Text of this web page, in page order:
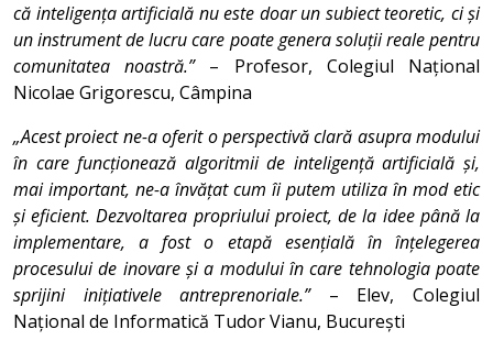
că inteligența artificială nu este doar un subiect teoretic, ci și
un instrument de lucru care poate genera soluții reale pentru
comunitatea noastră.”– Profesor, Colegiul Național
Nicolae Grigorescu, Câmpina
„Acest proiect ne-a oferit o perspectivă clară asupra modului
în care funcționează algoritmii de inteligență artificială și,
mai important, ne-a învățat cum îi putem utiliza în mod etic
și eficient. Dezvoltarea propriului proiect, de la idee până la
implementare, a fost o etapă esențială în înțelegerea
procesului de inovare și a modului în care tehnologia poate
sprijini inițiativele antreprenoriale.”– Elev, Colegiul
Național de Informatică Tudor Vianu, București